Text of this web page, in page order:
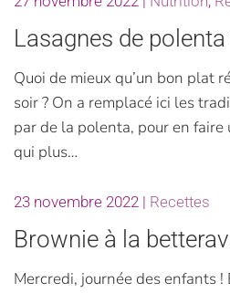
Lasagnes de polenta
Quoi de mieux qu’un bon plat
soir ? On a remplacé ici les
par de la polenta, pour en
qui plus…
23 novembre 2022 | Recettes
Brownie à la
Mercredi, journée des enfants